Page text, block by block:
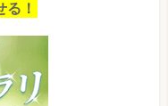
る！